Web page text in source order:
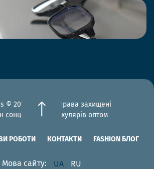
© 2012-2026 Всі права захищені
сонцезахисних окулярів оптом
РОБОТИ КОНТАКТИ FASHION БЛОГ
Мова сайту: UA RU